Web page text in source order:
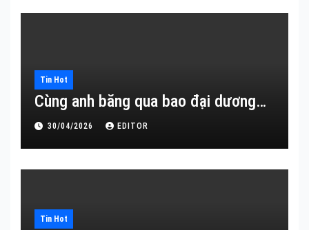
Tin Hot
Cùng anh băng qua bao đại dương…
30/04/2026 EDITOR
Tin Hot